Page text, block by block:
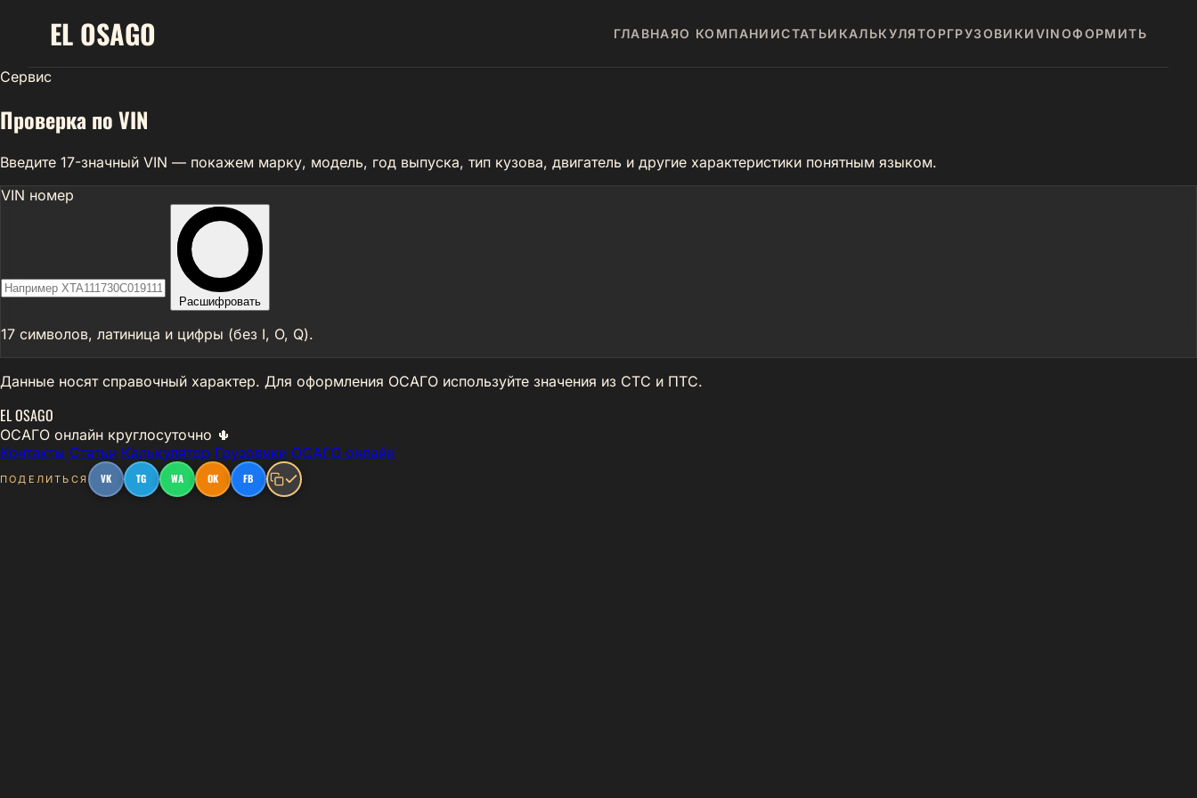
EL OSAGO ГЛАВНАЯО КОМПАНИИСТАТЬИ КАЛЬКУЛЯТОРГРУЗОВИКИVINОФОРМИТЬ
Сервис
Проверка по VIN
Введите 17-значный VIN — покажем марку, модель, год выпуска, тип кузова, двигатель и другие характеристики понятным языком.
VIN номер
Расшифровать
17 символов, латиница и цифры (без I, O, Q).
Данные носят справочный характер. Для оформления ОСАГО используйте значения из СТС и ПТС.
ELOSAGO
ОСАГО онлайн круглосуточно 🌵
Контакты Статьи Калькулятор Грузовики ОСАГО онлайн
ПОДЕЛИТЬСЯ VK TG WA OK FB